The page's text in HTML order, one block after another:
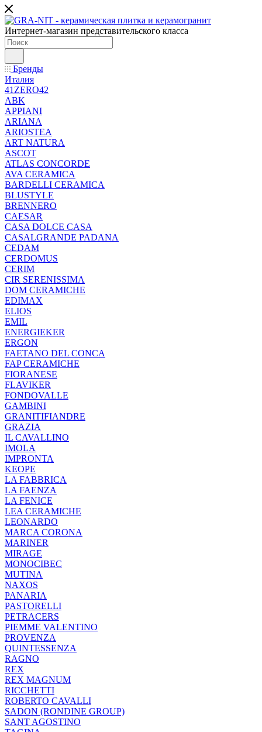
Интернет-магазин представительского класса
Бренды
Италия
41ZERO42
ABK
APPIANI
ARIANA
ARIOSTEA
ART NATURA
ASCOT
ATLAS CONCORDE
AVA CERAMICA
BARDELLI CERAMICA
BLUSTYLE
BRENNERO
CAESAR
CASA DOLCE CASA
CASALGRANDE PADANA
CEDAM
CERDOMUS
CERIM
CIR SERENISSIMA
DOM CERAMICHE
EDIMAX
ELIOS
EMIL
ENERGIEKER
ERGON
FAETANO DEL CONCA
FAP CERAMICHE
FIORANESE
FLAVIKER
FONDOVALLE
GAMBINI
GRANITIFIANDRE
GRAZIA
IL CAVALLINO
IMOLA
IMPRONTA
KEOPE
LA FABBRICA
LA FAENZA
LA FENICE
LEA CERAMICHE
LEONARDO
MARCA CORONA
MARINER
MIRAGE
MONOCIBEC
MUTINA
NAXOS
PANARIA
PASTORELLI
PETRACERS
PIEMME VALENTINO
PROVENZA
QUINTESSENZA
RAGNO
REX
REX MAGNUM
RICCHETTI
ROBERTO CAVALLI
SADON (RONDINE GROUP)
SANT AGOSTINO